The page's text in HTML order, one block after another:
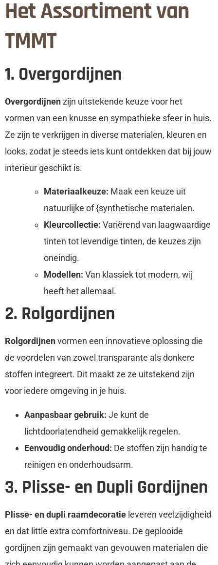
Het Assortiment van
TMMT
1. Overgordijnen
Overgordijnenzijn uitstekende keuze voor het
vormen van een knusse en sympathieke sfeer in huis.
Ze zijn te verkrijgen in diverse materialen, kleuren en
looks, zodat je steeds iets kunt ontdekken dat bij jouw
interieur geschikt is.
Materiaalkeuze: Maak een keuze uit
natuurlijke of {synthetische materialen.
Kleurcollectie: Variërend van laagwaardige
tinten tot levendige tinten, de keuzes zijn
oneindig.
Modellen: Van klassiek tot modern, wij
heeft het allemaal.
2. Rolgordijnen
Rolgordijnenvormen een innovatieve oplossing die
de voordelen van zowel transparante als donkere
stoffen integreert. Dit maakt ze ze uitstekend zijn
voor iedere omgeving in je huis.
Aanpasbaar gebruik: Je kunt de
lichtdoorlatendheid gemakkelijk regelen.
Eenvoudig onderhoud: De stoffen zijn handig te
reinigen en onderhoudsarm.
3. Plisse- en Dupli Gordijnen
Plisse- en dupli raamdecoratie leveren veelzijdigheid
en dat little extra comfortniveau. De geplooide
gordijnen zijn gemaakt van gevouwen materialen die